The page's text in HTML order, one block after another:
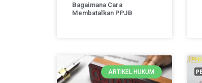
Bagaimana Cara
Membatalkan PPJB
ARTIKEL HUKUM